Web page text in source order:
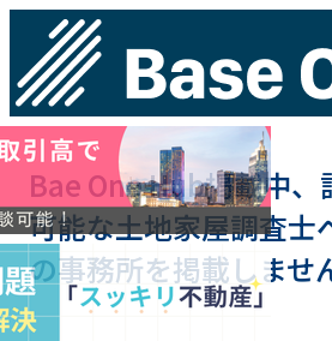
Bae One Hub掲載中
可能な土地家屋調査士
の事務所を掲載しませ